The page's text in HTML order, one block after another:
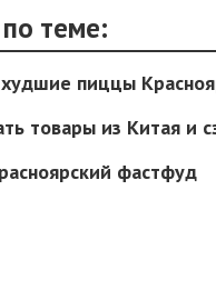
теме:
пиццы
товары из Китая и
фастфуд